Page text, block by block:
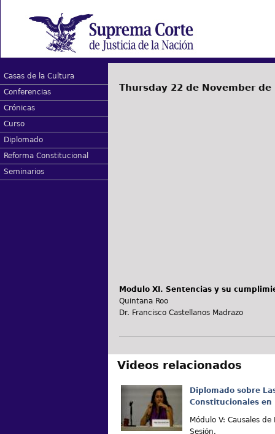
Casas de la Cultura
Conferencias
Crónicas
Curso
Diplomado
Reforma Constitucional
Seminarios
Thursday 22 de November de
Modulo XI. Sentencias y su
Quintana Roo
Dr. Francisco Castellanos Madrazo
Videos relacionados
Diplomado sobre
Constitucionales en
Módulo V: Causales
Sesión.